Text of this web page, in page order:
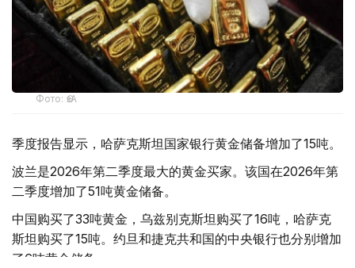
Фото: ӨзА
季度报告显示，哈萨克斯坦国家银行黄金储备增加了15吨。
波兰是2026年第二季度最大的黄金买家。该国在2026年第
二季度增加了51吨黄金储备。
中国购买了33吨黄金，乌兹别克斯坦购买了16吨，哈萨克
斯坦购买了15吨。约旦和捷克共和国的中央银行也分别增加
了6吨黄金储备。